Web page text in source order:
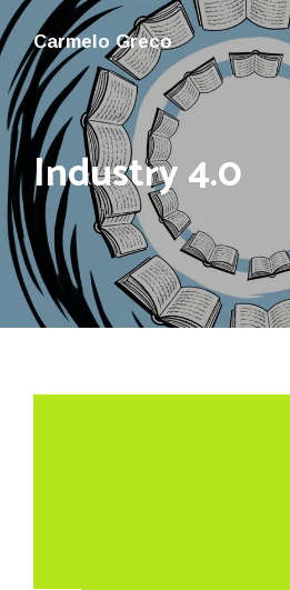
Carmelo Greco
Industry 4.0